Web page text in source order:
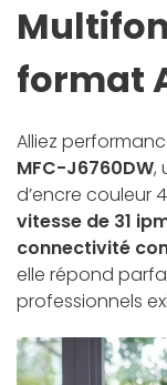
format
Alliez
MFC-J6760DW,
d’encre couleur
vitesse de 31
connectivité
elle répond
professionnels